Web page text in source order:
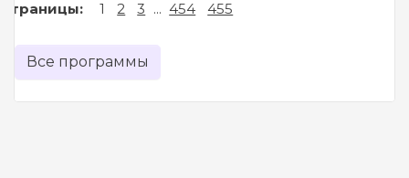
Страницы: 1 2 3 ... 454 455
Все программы